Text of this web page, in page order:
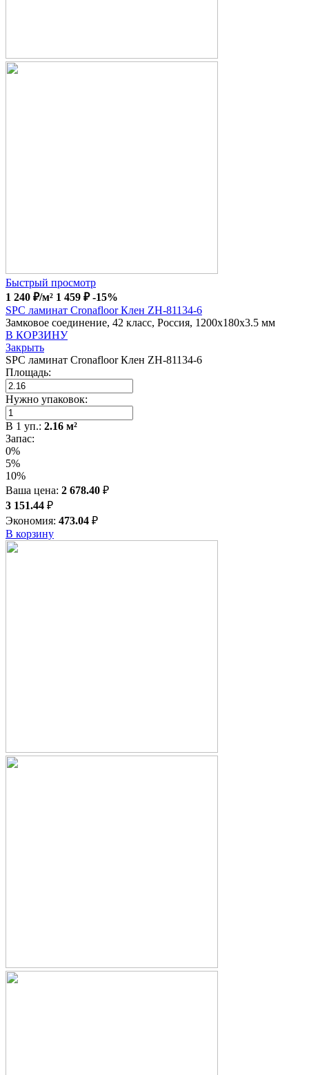
Быстрый просмотр
1 240 ₽/м² 1 459 ₽ -15%
SPC ламинат Cronafloor Клен ZH-81134-6
Замковое соединение, 42 класс, Россия, 1200x180x3.5 мм
В КОРЗИНУ
Закрыть
SPC ламинат Cronafloor Клен ZH-81134-6
Площадь:
Нужно упаковок:
В 1 уп.: 2.16 м²
Запас:
0%
5%
10%
Ваша цена: 2 678.40 ₽
3 151.44 ₽
Экономия: 473.04 ₽
В корзину